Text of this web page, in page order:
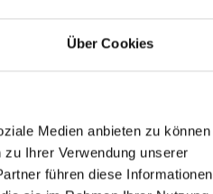
Über Cookies
Medien anbieten zu können
Ihrer Verwendung unserer
führen diese Informationen